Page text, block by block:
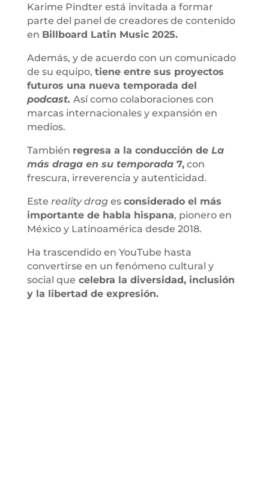
Karime Pindter está invitada a formar
parte del panel de creadores de contenido
en Billboard Latin Music 2025.
Además, y de acuerdo con un comunicado
de su equipo, tiene entre sus proyectos
futuros una nueva temporada del
podcast. Así como colaboraciones con
marcas internacionales y expansión en
medios.
También regresa a la conducción de La
más draga en su temporada7,con
frescura, irreverencia y autenticidad.
Este reality drages considerado el más
importante de habla hispana, pionero en
México y Latinoamérica desde 2018.
Ha trascendido en YouTube hasta
convertirse en un fenómeno cultural y
social que celebra la diversidad, inclusión
y la libertad de expresión.